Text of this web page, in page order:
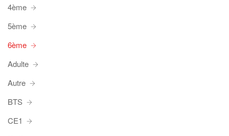
4ème
5ème
6ème
Adulte
Autre
BTS
CE1